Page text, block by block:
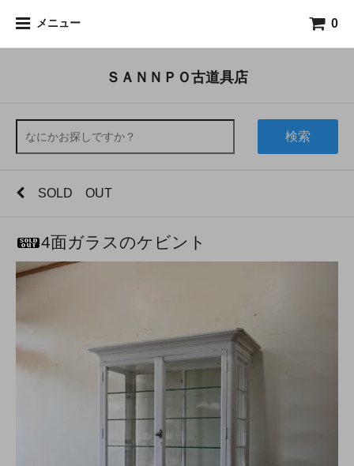
メニュー 0
ＳＡＮＮＰＯ古道具店
検索
SOLD OUT
4面ガラスのケビント